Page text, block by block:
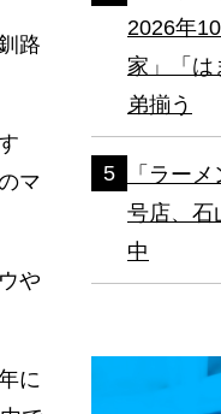
路
マ
や
に
2026年
家」「は
弟揃う
「ラー
号店、石
中